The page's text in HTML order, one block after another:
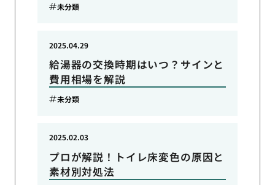
未分類
給湯器の交換時期はいつ？サインと
費用相場を解説
2025.04.29
未分類
プロが解説！トイレ床変色の原因と
素材別対処法
2025.02.03